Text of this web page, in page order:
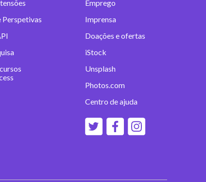
Perspetivas
Emprego
Imprensa
Doações e ofertas
iStock
Unsplash
Photos.com
Centro de ajuda